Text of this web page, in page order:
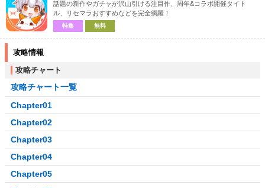
話題の新作やガチャが沢山引ける注目作、周年&コラボ開催タイト
ル、リセマラおすすめなどを完全網羅！
特集 無料
攻略情報
攻略チャート
攻略チャート一覧
Chapter01
Chapter02
Chapter03
Chapter04
Chapter05